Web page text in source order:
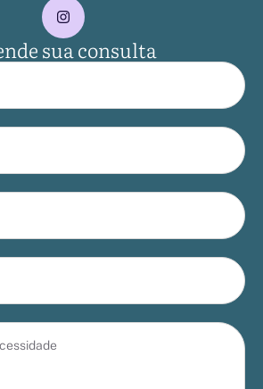
sua consulta